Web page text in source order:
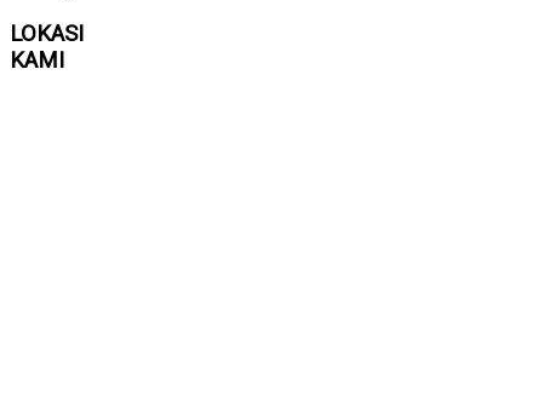
LOKASI
KAMI